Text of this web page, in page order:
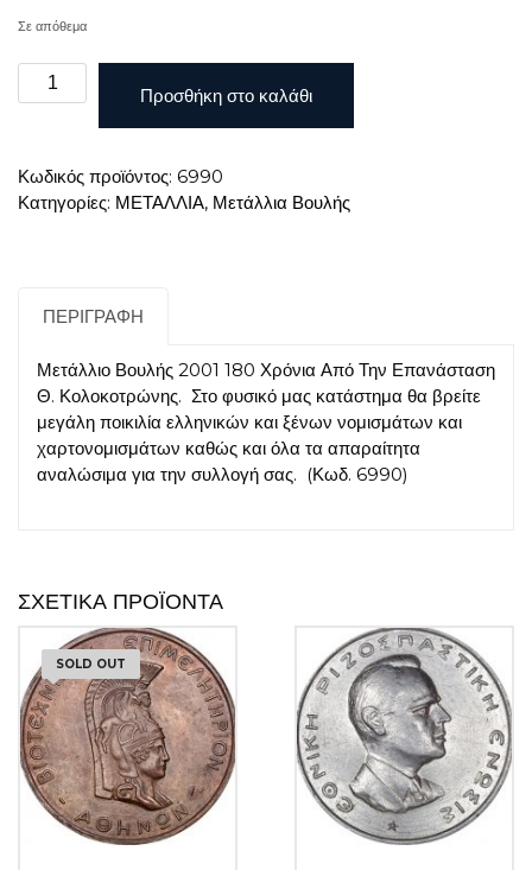
Σε απόθεμα
Μετάλλιο
Βουλής
Χρόνια
Από
Κολοκοτρώνης
Προσθήκη στο καλάθι
Κωδικός προϊόντος: 6990
Κατηγορίες: ΜΕΤΑΛΛΙΑ, Μετάλλια Βουλής
ΠΕΡΙΓΡΑΦΉ
Μετάλλιο Βουλής 2001 180 Χρόνια Από Την Επανάσταση
Θ. Κολοκοτρώνης. Στο φυσικό μας κατάστημα θα βρείτε
μεγάλη ποικιλία ελληνικών και ξένων νομισμάτων και
χαρτονομισμάτων καθώς και όλα τα απαραίτητα
αναλώσιμα για την συλλογή σας. (Κωδ. 6990)
ΣΧΕΤΙΚΆ ΠΡΟΪΌΝΤΑ
SOLD OUT